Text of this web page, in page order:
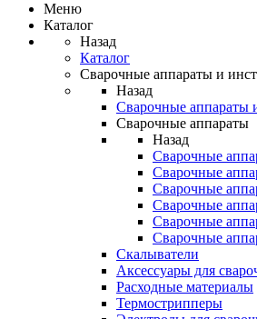
Меню
Каталог
Назад
Каталог
Сварочные аппараты и
Назад
Сварочные аппараты
Сварочные аппараты
Назад
Сварочные
Сварочные
Сварочные
Сварочные
Сварочные
Cварочные
Скалыватели
Аксессуары для
Расходные материалы
Термострипперы